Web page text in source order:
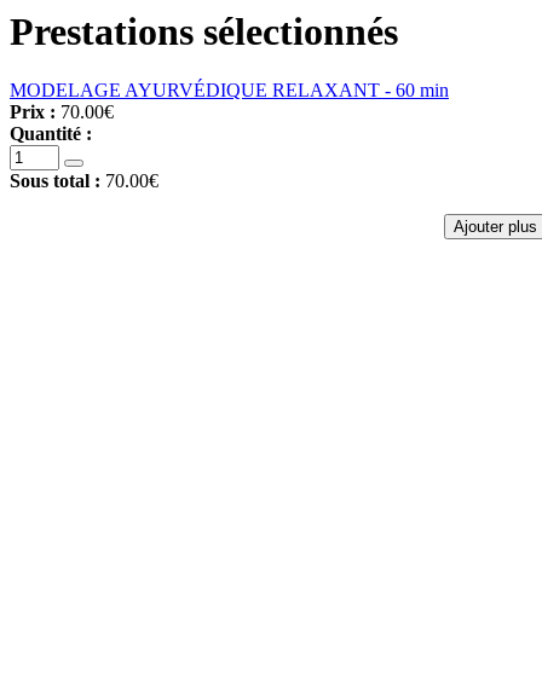
Prestations sélectionnés
MODELAGE AYURVÉDIQUE RELAXANT - 60 min
Prix : 70.00€
Quantité :
Sous total : 70.00€
Ajouter plus